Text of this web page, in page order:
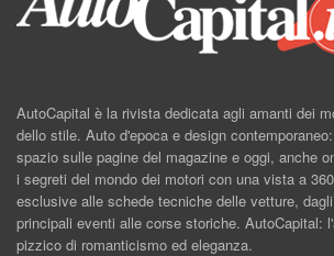
AutoCapital è la rivista dedicata agli amanti dei
dello stile. Auto d'epoca e design
spazio sulle pagine del magazine e oggi, anche
i segreti del mondo dei motori con una vista a
esclusive alle schede tecniche delle vetture,
principali eventi alle corse storiche. AutoCapital:
pizzico di romanticismo ed eleganza.